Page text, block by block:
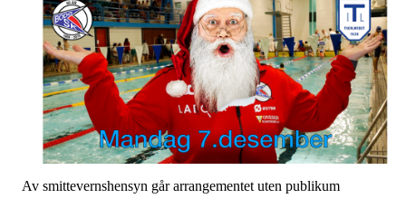
Av smittevernshensyn går arrangementet uten publikum